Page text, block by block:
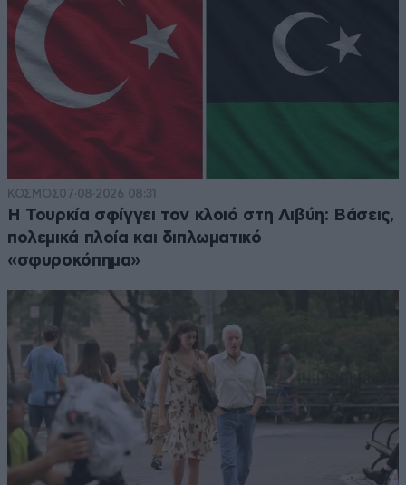
ΚΟΣΜΟΣ07·08·2026 08:31
Η Τουρκία σφίγγει τον κλοιό στη Λιβύη: Βάσεις,
πολεμικά πλοία και διπλωματικό
«σφυροκόπημα»